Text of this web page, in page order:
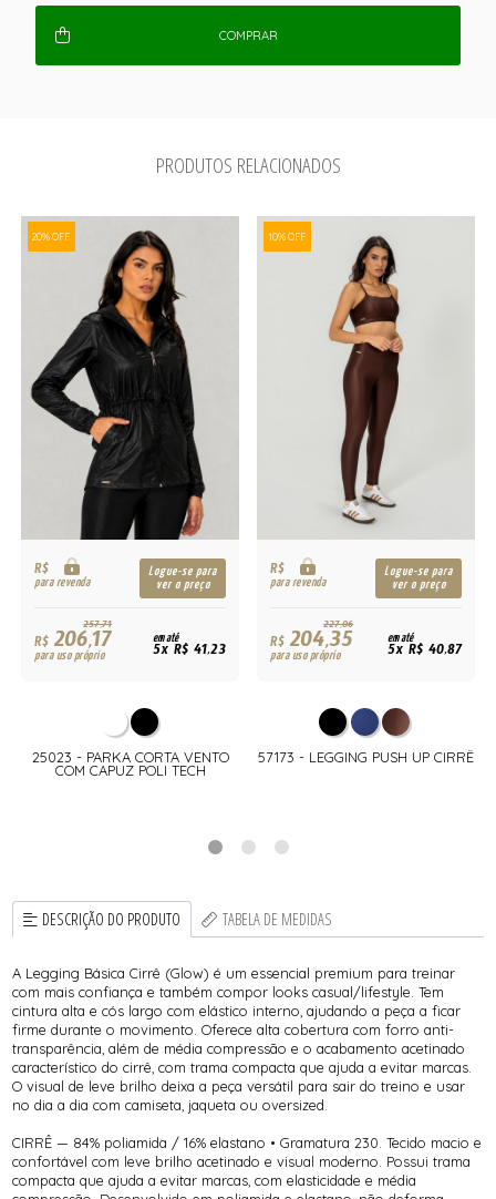
COMPRAR
PRODUTOS RELACIONADOS
20% OFF
R$
para revenda
Logue-se para
ver o preço
257,71
R$206,17
para uso próprio
em até
5x R$ 41,23
25023 - PARKA CORTA VENTO
COM CAPUZ POLI TECH
10% OFF
R$
para revenda
Logue-se para
ver o preço
227,06
R$204,35
para uso próprio
em até
5x R$ 40,87
57173 - LEGGING PUSH UP CIRRÊ
DESCRIÇÃO DO PRODUTO TABELA DE MEDIDAS
A Legging Básica Cirrê (Glow) é um essencial premium para treinar
com mais confiança e também compor looks casual/lifestyle. Tem
cintura alta e cós largo com elástico interno, ajudando a peça a ficar
firme durante o movimento. Oferece alta cobertura com forro anti-
transparência, além de média compressão e o acabamento acetinado
característico do cirrê, com trama compacta que ajuda a evitar marcas.
O visual de leve brilho deixa a peça versátil para sair do treino e usar
no dia a dia com camiseta, jaqueta ou oversized.
CIRRÊ — 84% poliamida / 16% elastano • Gramatura 230. Tecido macio e
confortável com leve brilho acetinado e visual moderno. Possui trama
compacta que ajuda a evitar marcas, com elasticidade e média